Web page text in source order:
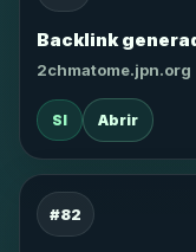
Backlink
2chmatome.jpn.org
SI Abrir
#82